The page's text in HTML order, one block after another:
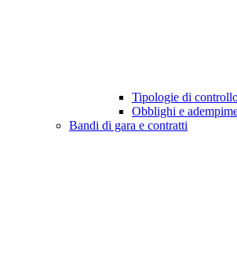
Tipologie di
Obblighi e
Bandi di gara e contratti